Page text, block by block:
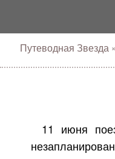
Путеводная Звезда
11 июня